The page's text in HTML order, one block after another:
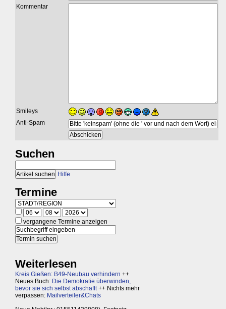
Kommentar
Smileys
Anti-Spam
Suchen
Hilfe
Termine
vergangene Termine anzeigen
Weiterlesen
Kreis Gießen: B49-Neubau verhindern ++
Neues Buch: Die Demokratie überwinden,
bevor sie sich selbst abschafft++ Nichts mehr
verpassen: Mailverteiler&Chats